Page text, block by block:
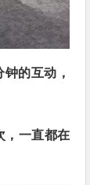
的互动，
，一直都在